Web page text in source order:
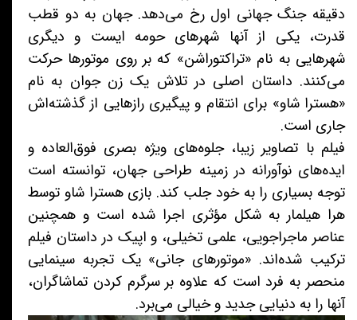
دقیقه جنگ جهانی اول رخ می‌دهد. جهان به دو قطب
قدرت، یکی از آنها شهرهای حومه ایست و دیگری
شهرهایی به نام «تراکتوراشن» که بر روی موتورها حرکت
می‌کنند. داستان اصلی در تلاش یک زن جوان به نام
«هسترا شاو» برای انتقام و پیگیری رازهایی از گذشته‌اش
جاری است.
فیلم با تصاویر زیبا، جلوه‌های ویژه بصری فوق‌العاده و
ایده‌های نوآورانه در زمینه طراحی جهان، توانسته است
توجه بسیاری را به خود جلب کند. بازی هسترا شاو توسط
هرا هیلمار به شکل مؤثری اجرا شده است و همچنین
عناصر ماجراجویی، علمی تخیلی، و اپیک در داستان فیلم
ترکیب شده‌اند. «موتورهای جانی» یک تجربه سینمایی
منحصر به فرد است که علاوه بر سرگرم کردن تماشاگران،
آنها را به دنیایی جدید و خیالی می‌برد.